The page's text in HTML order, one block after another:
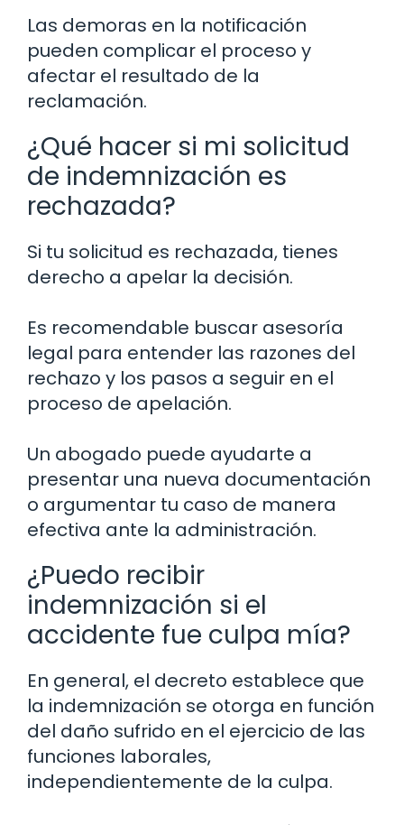
Las demoras en la notificación
pueden complicar el proceso y
afectar el resultado de la
reclamación.
¿Qué hacer si mi solicitud
de indemnización es
rechazada?
Si tu solicitud es rechazada, tienes
derecho a apelar la decisión.
Es recomendable buscar asesoría
legal para entender las razones del
rechazo y los pasos a seguir en el
proceso de apelación.
Un abogado puede ayudarte a
presentar una nueva documentación
o argumentar tu caso de manera
efectiva ante la administración.
¿Puedo recibir
indemnización si el
accidente fue culpa mía?
En general, el decreto establece que
la indemnización se otorga en función
del daño sufrido en el ejercicio de las
funciones laborales,
independientemente de la culpa.